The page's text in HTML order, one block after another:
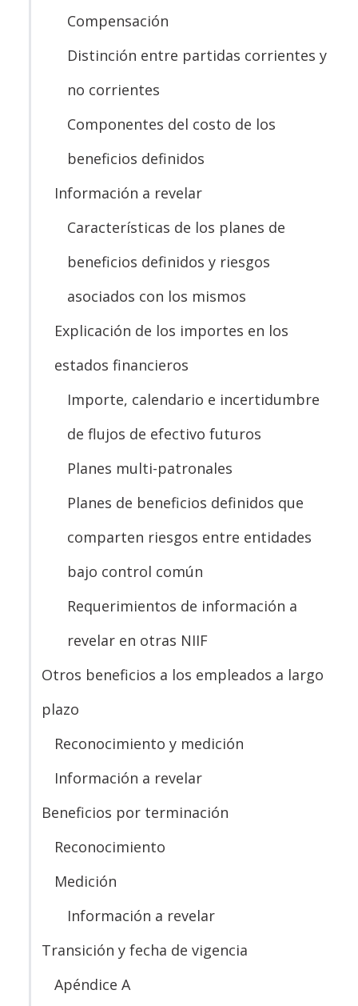
Compensación
Distinción entre partidas corrientes y
no corrientes
Componentes del costo de los
beneficios definidos
Información a revelar
Características de los planes de
beneficios definidos y riesgos
asociados con los mismos
Explicación de los importes en los
estados financieros
Importe, calendario e incertidumbre
de flujos de efectivo futuros
Planes multi-patronales
Planes de beneficios definidos que
comparten riesgos entre entidades
bajo control común
Requerimientos de información a
revelar en otras NIIF
Otros beneficios a los empleados a largo
plazo
Reconocimiento y medición
Información a revelar
Beneficios por terminación
Reconocimiento
Medición
Información a revelar
Transición y fecha de vigencia
Apéndice A